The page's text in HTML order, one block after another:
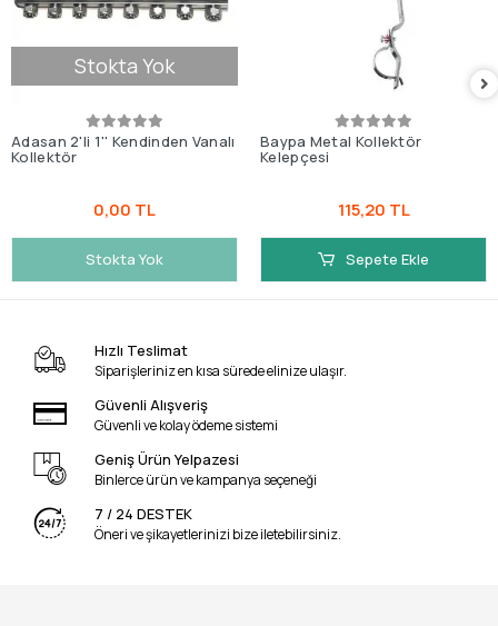
Stokta Yok
Adasan 2'li 1'' Kendinden Vanalı
Kollektör
0,00 TL
Stokta Yok
Baypa Metal Kollektör
Kelepçesi
115,20 TL
Sepete Ekle
Hızlı Teslimat
Siparişleriniz en kısa sürede elinize ulaşır.
Güvenli Alışveriş
Güvenli ve kolay ödeme sistemi
Geniş Ürün Yelpazesi
Binlerce ürün ve kampanya seçeneği
7 / 24 DESTEK
Öneri ve şikayetlerinizi bize iletebilirsiniz.